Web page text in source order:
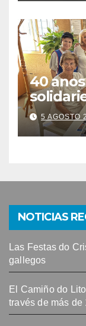
40
este
5 AGOSTO
NOTICIAS
Las Festas do
gallegos
El Camiño do
través de más de